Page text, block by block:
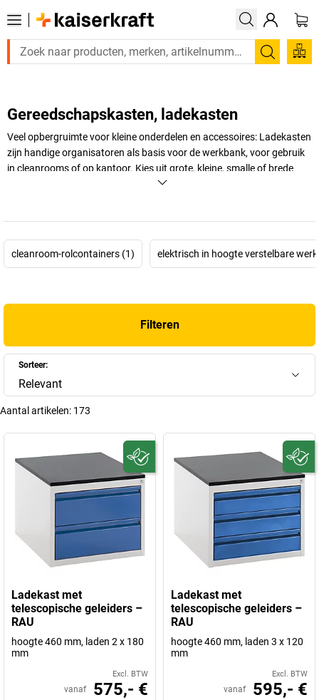
Zoeken
Gereedschapskasten, ladekasten
Veel opbergruimte voor kleine onderdelen en accessoires: Ladekasten
zijn handige organisatoren als basis voor de werkbank, voor gebruik
in cleanrooms of op kantoor. Kies uit grote, kleine, smalle of brede
ladekasten en -blokken met een vergrendelingssysteem of individuele
cleanroom-rolcontainers (1) elektrisch in hoogte verstelbare
Filteren
Sorteer:
Relevant
Aantal artikelen: 173
Ladekast met
telescopische geleiders –
RAU
hoogte 460 mm, laden 2 x 180
mm
Excl. BTW
vanaf 575,- €
Ladekast met
telescopische geleiders –
RAU
hoogte 460 mm, laden 3 x 120
mm
Excl. BTW
vanaf 595,- €